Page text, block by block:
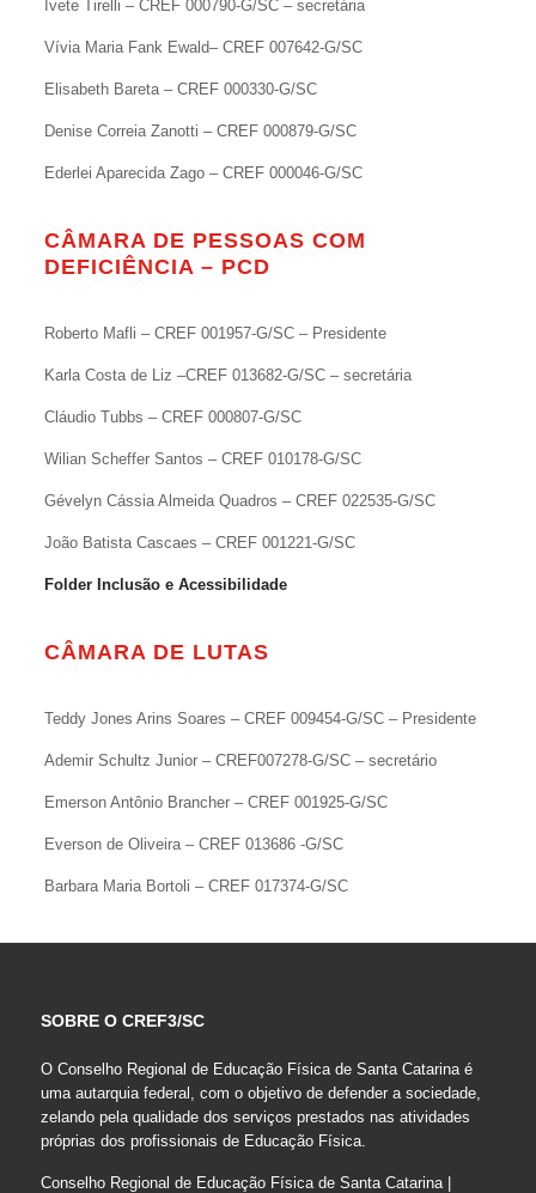
Ivete Tirelli – CREF 000790-G/SC – secretária
Vívia Maria Fank Ewald– CREF 007642-G/SC
Elisabeth Bareta – CREF 000330-G/SC
Denise Correia Zanotti – CREF 000879-G/SC
Ederlei Aparecida Zago – CREF 000046-G/SC
CÂMARA DE PESSOAS COM
DEFICIÊNCIA – PCD
Roberto Mafli – CREF 001957-G/SC – Presidente
Karla Costa de Liz –CREF 013682-G/SC – secretária
Cláudio Tubbs – CREF 000807-G/SC
Wilian Scheffer Santos – CREF 010178-G/SC
Gévelyn Cássia Almeida Quadros – CREF 022535-G/SC
João Batista Cascaes – CREF 001221-G/SC
Folder Inclusão e Acessibilidade
CÂMARA DE LUTAS
Teddy Jones Arins Soares – CREF 009454-G/SC – Presidente
Ademir Schultz Junior – CREF007278-G/SC – secretário
Emerson Antônio Brancher – CREF 001925-G/SC
Everson de Oliveira – CREF 013686 -G/SC
Barbara Maria Bortoli – CREF 017374-G/SC
SOBRE O CREF3/SC
O Conselho Regional de Educação Física de Santa Catarina é
uma autarquia federal, com o objetivo de defender a sociedade,
zelando pela qualidade dos serviços prestados nas atividades
próprias dos profissionais de Educação Física.
Conselho Regional de Educação Física de Santa Catarina |